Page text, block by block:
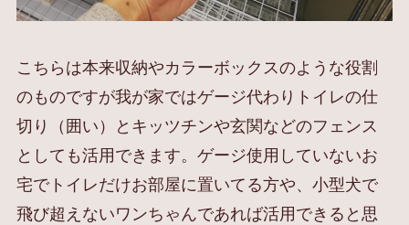
こちらは本来収納やカラーボックスのような役割
のものですが我が家ではゲージ代わりトイレの仕
切り（囲い）とキッツチンや玄関などのフェンス
としても活用できます。ゲージ使用していないお
宅でトイレだけお部屋に置いてる方や、小型犬で
飛び超えないワンちゃんであれば活用できると思